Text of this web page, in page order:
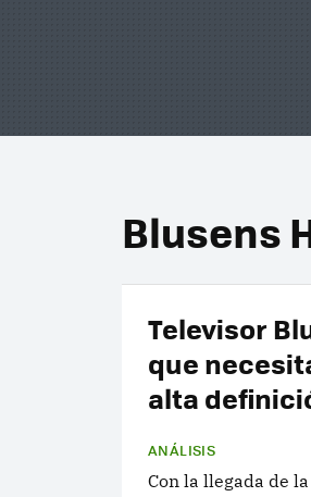
Blusens
Televisor
que
alta
ANÁLISIS
Con la llegada de